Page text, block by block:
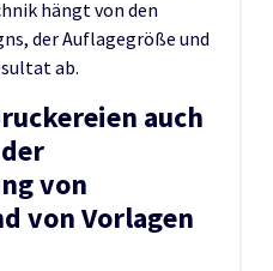
hängt von den
der Auflagegröße und
ab.
auch
von
von Vorlagen